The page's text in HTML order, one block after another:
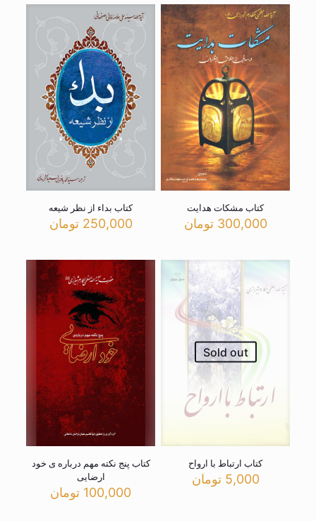
کتاب مشکات هدایت
300,000 تومان
کتاب بداء از نظر شیعه
250,000 تومان
Sold out
کتاب ارتباط با ارواح
5,000 تومان
کتاب پنج نکته مهم درباره ی خود
ارضایی
100,000 تومان